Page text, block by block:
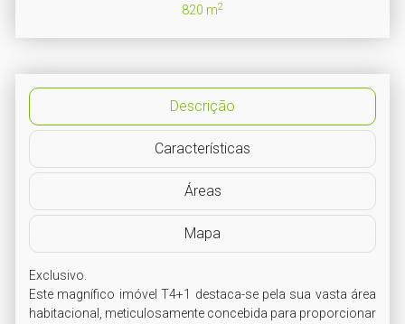
820 m2
Descrição
Características
Áreas
Mapa
Exclusivo.
Este magnífico imóvel T4+1 destaca-se pela sua vasta área
habitacional, meticulosamente concebida para proporcionar